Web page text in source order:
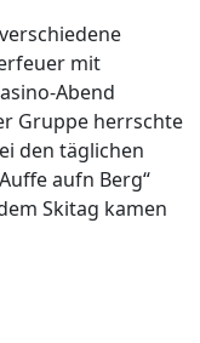
mit
Abend
Gruppe herrschte
den täglichen
aufn Berg“
Skitag kamen